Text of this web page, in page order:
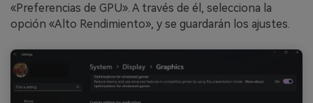
«Preferencias de GPU». A través de él, selecciona la
opción «Alto Rendimiento», y se guardarán los ajustes.